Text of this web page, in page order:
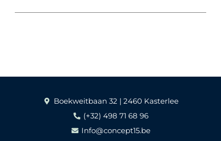
Boekweitbaan 32 | 2460 Kasterlee
(+32) 498 71 68 96
Info@concept15.be